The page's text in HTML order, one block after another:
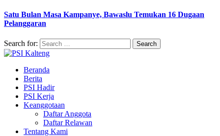
Satu Bulan Masa Kampanye, Bawaslu Temukan 16 Dugaan
Pelanggaran
Search for:
Beranda
Berita
PSI Hadir
PSI Kerja
Keanggotaan
Daftar Anggota
Daftar Relawan
Tentang Kami